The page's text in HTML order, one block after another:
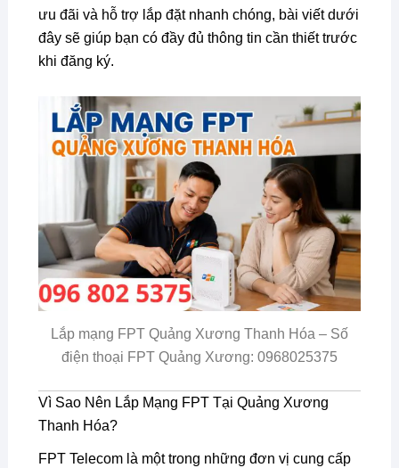
ưu đãi và hỗ trợ lắp đặt nhanh chóng, bài viết dưới
đây sẽ giúp bạn có đầy đủ thông tin cần thiết trước
khi đăng ký.
Lắp mạng FPT Quảng Xương Thanh Hóa – Số
điện thoại FPT Quảng Xương: 0968025375
Vì Sao Nên Lắp Mạng FPT Tại Quảng Xương
Thanh Hóa?
FPT Telecom là một trong những đơn vị cung cấp